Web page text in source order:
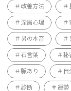
改善方法
深層心理
男の本音
石言葉 秘
脈あり 自
診断 運勢